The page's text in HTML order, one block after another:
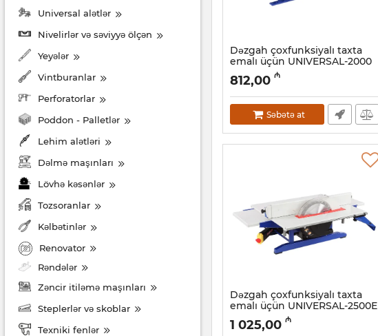
Universal alətlər
Nivelirlər və səviyyə ölçən
Yeyələr
Vintburanlar
Perforatorlar
Poddon - Palletlər
Lehim alətləri
Dəlmə maşınları
Lövhə kəsənlər
Tozsoranlar
Kəlbətinlər
Renovator
Rəndələr
Zəncir itiləmə maşınları
Steplerlər və skoblar
Texniki fenlər
Dəzgah çoxfunksiyalı taxta
emalı üçün UNIVERSAL-2000
Artikul: 039001022
812,00 ₼
Səbətə at
Dəzgah çoxfunksiyalı taxta
emalı üçün UNIVERSAL-2500Е
Artikul: 039001018
1 025,00 ₼